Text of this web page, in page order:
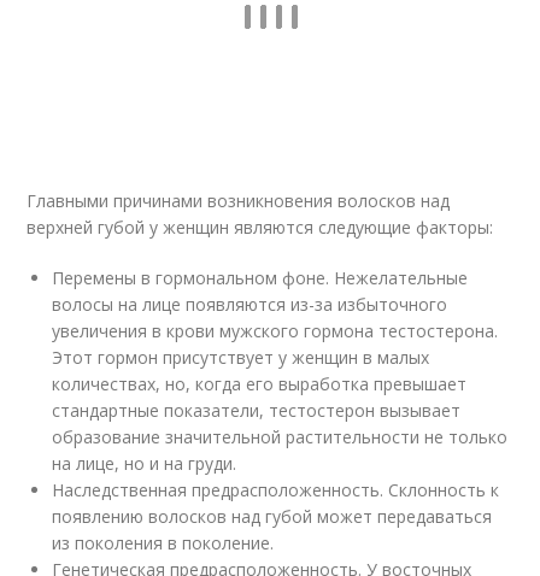
Главными причинами возникновения волосков над
верхней губой у женщин являются следующие факторы:
Перемены в гормональном фоне. Нежелательные
волосы на лице появляются из-за избыточного
увеличения в крови мужского гормона тестостерона.
Этот гормон присутствует у женщин в малых
количествах, но, когда его выработка превышает
стандартные показатели, тестостерон вызывает
образование значительной растительности не только
на лице, но и на груди.
Наследственная предрасположенность. Склонность к
появлению волосков над губой может передаваться
из поколения в поколение.
Генетическая предрасположенность. У восточных